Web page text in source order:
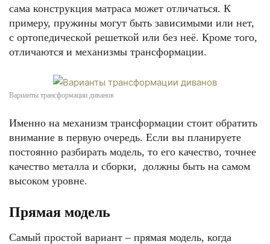
сама конструкция матраса может отличаться. К
примеру, пружины могут быть зависимыми или нет,
с ортопедической решеткой или без неё. Кроме того,
отличаются и механизмы трансформации.
Варианты трансформации диванов
Именно на механизм трансформации стоит обратить
внимание в первую очередь. Если вы планируете
постоянно разбирать модель, то его качество, точнее
качество металла и сборки, должны быть на самом
высоком уровне.
Прямая модель
Самый простой вариант – прямая модель, когда